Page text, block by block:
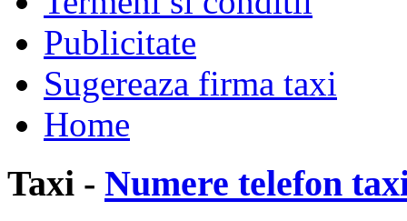
Publicitate
Sugereaza firma taxi
Home
Taxi - Numere telefon